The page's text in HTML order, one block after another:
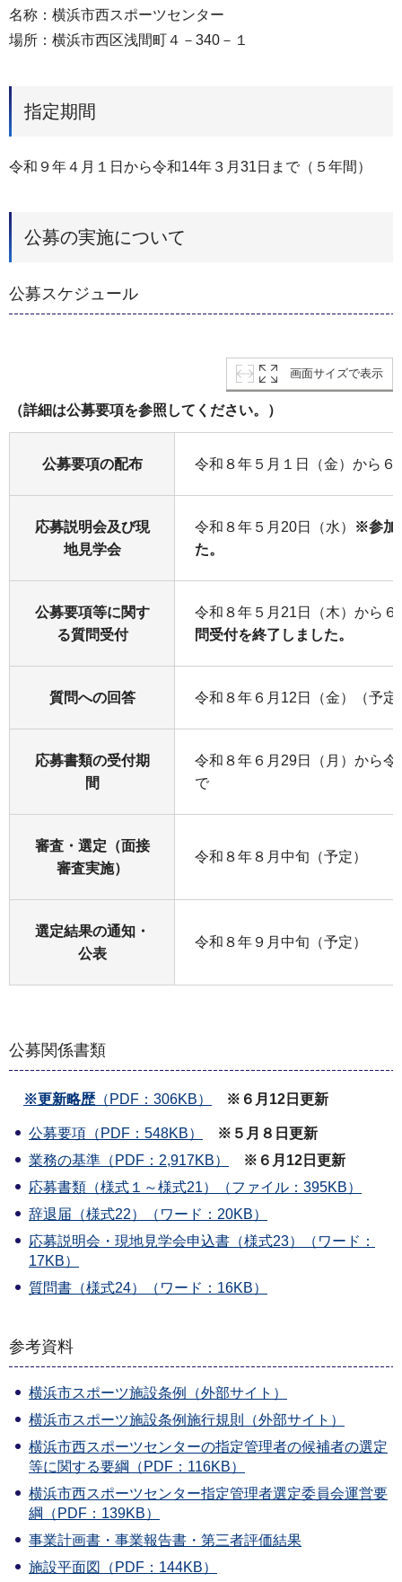
名称：横浜市西スポーツセンター
場所：横浜市西区浅間町４－340－１
指定期間
令和９年４月１日から令和14年３月31日まで（５年間）
公募の実施について
公募スケジュール
画面サイズで表示
（詳細は公募要項を参照してください。）
公募要項の配布 令和８年５月１日（金）から６
応募説明会及び現
地見学会
令和８年５月20日（水）
※参加
た。
公募要項等に関す
る質問受付
令和８年５月21日（木）から
問受付を終了しました。
質問への回答 令和８年６月12日（金）（予定
応募書類の受付期
間
令和８年６月29日（月）から
で
審査・選定（面接
審査実施）
令和８年８月中旬（予定）
選定結果の通知・
公表
令和８年９月中旬（予定）
公募関係書類
※更新略歴（PDF：306KB） ※６月12日更新
公募要項（PDF：548KB）
※５月８日更新
業務の基準（PDF：2,917KB）
※６月12日更新
応募書類（様式１～様式21）（ファイル：395KB）
辞退届（様式22）（ワード：20KB）
応募説明会・現地見学会申込書（様式23）（ワード：
17KB）
質問書（様式24）（ワード：16KB）
参考資料
横浜市スポーツ施設条例（外部サイト）
横浜市スポーツ施設条例施行規則（外部サイト）
横浜市西スポーツセンターの指定管理者の候補者の選定
等に関する要綱（PDF：116KB）
横浜市西スポーツセンター指定管理者選定委員会運営要
綱（PDF：139KB）
事業計画書・事業報告書・第三者評価結果
施設平面図（PDF：144KB）